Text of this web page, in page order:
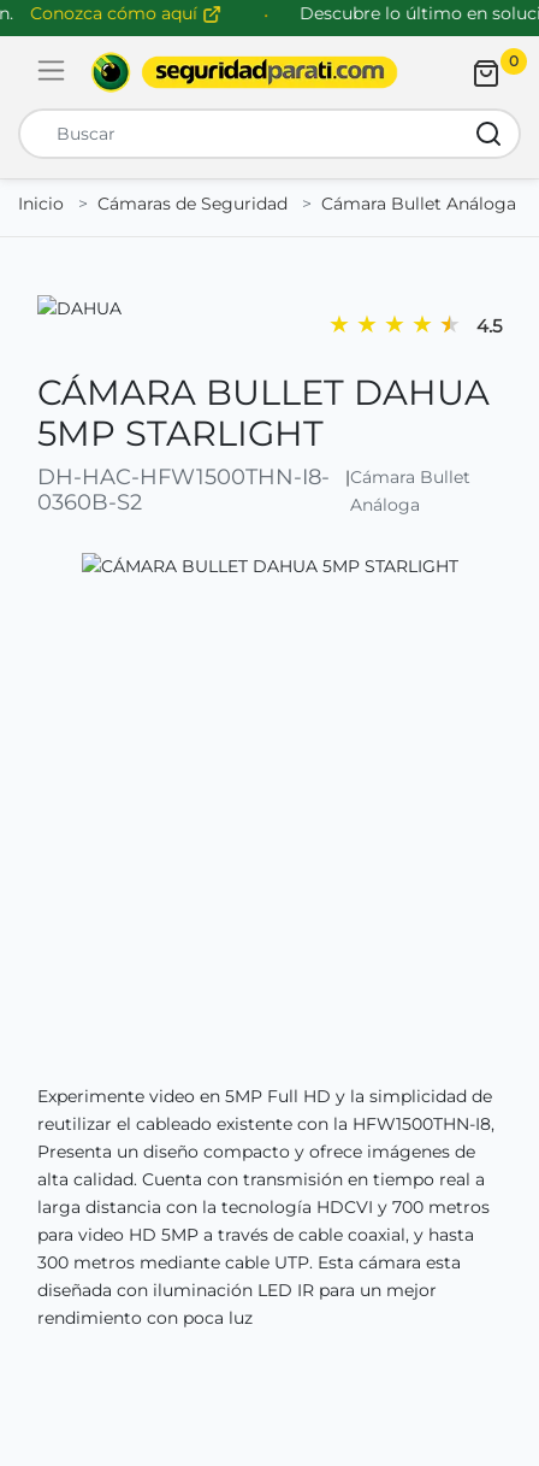
Conozca cómo aquí Descubre lo último en
Abrir menú de navegación
0
Inicio
Cámaras de Seguridad Cámara Bullet Análoga
★ ★ ★ ★ ★ 4.5
CÁMARA BULLET DAHUA
5MP STARLIGHT
DH-HAC-HFW1500THN-I8-
0360B-S2
|Cámara Bullet
Análoga
Experimente video en 5MP Full HD y la simplicidad de
reutilizar el cableado existente con la HFW1500THN-I8,
Presenta un diseño compacto y ofrece imágenes de
alta calidad. Cuenta con transmisión en tiempo real a
larga distancia con la tecnología HDCVI y 700 metros
para video HD 5MP a través de cable coaxial, y hasta
300 metros mediante cable UTP. Esta cámara esta
diseñada con iluminación LED IR para un mejor
rendimiento con poca luz